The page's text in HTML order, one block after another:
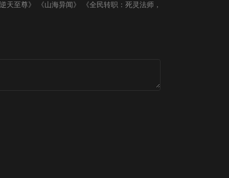
天至尊》
《山海异闻》 《全民转职：死灵法师，